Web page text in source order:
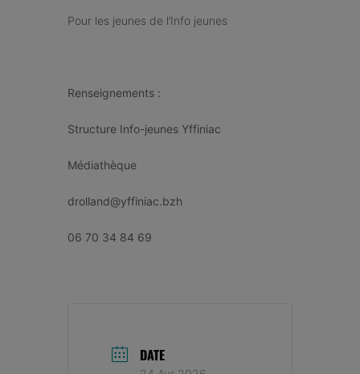
Pour les jeunes de l’Info jeunes
Renseignements :
Structure Info-jeunes Yffiniac
Médiathèque
drolland@yffiniac.bzh
06 70 34 84 69
DATE